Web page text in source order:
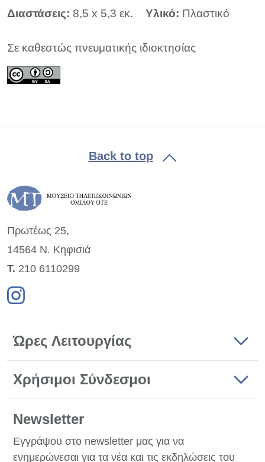
Διαστάσεις: 8,5 x 5,3 εκ. Υλικό: Πλαστικό
Σε καθεστώς πνευματικής ιδιοκτησίας
Back to top
Πρωτέως 25,
14564 Ν. Κηφισιά
Τ. 210 6110299
Ώρες Λειτουργίας
Χρήσιμοι Σύνδεσμοι
Newsletter
Εγγράψου στο newsletter μας για να
ενημερώνεσαι για τα νέα και τις εκδηλώσεις του